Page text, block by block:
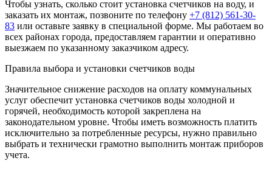
Чтобы узнать, сколько стоит установка счетчиков на воду, и
заказать их монтаж, позвоните по телефону +7 (812) 561-30-
83 или оставьте заявку в специальной форме. Мы работаем во
всех районах города, предоставляем гарантии и оперативно
выезжаем по указанному заказчиком адресу.
Правила выбора и установки счетчиков воды
Значительное снижение расходов на оплату коммунальных
услуг обеспечит установка счетчиков воды холодной и
горячей, необходимость которой закреплена на
законодательном уровне. Чтобы иметь возможность платить
исключительно за потребленные ресурсы, нужно правильно
выбрать и технически грамотно выполнить монтаж приборов
учета.